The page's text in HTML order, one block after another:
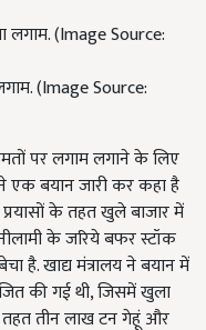
(Image Source:
पर लगाम लगाने के लिए
एक बयान जारी कर कहा है
के तहत खुले बाजार में
के जरिये बफर स्टॉक
है. खाद्य मंत्रालय ने बयान में
की गई थी, जिसमें खुला
तीन लाख टन गेहूं और